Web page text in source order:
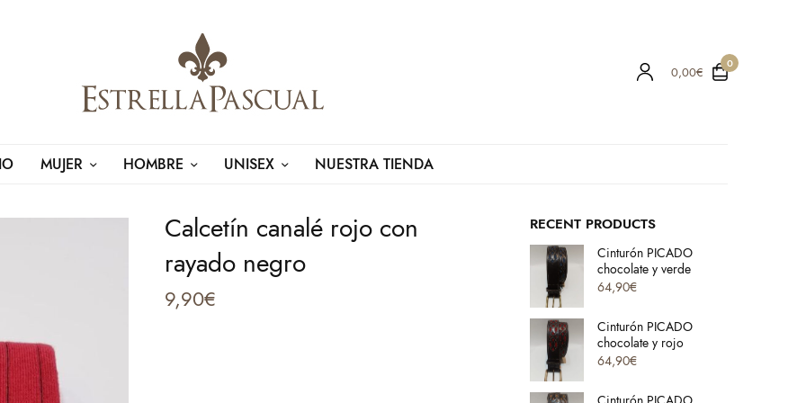
0,00€
0
MUJER HOMBRE UNISEX NUESTRA TIENDA
RECENT PRODUCTS
Cinturón PICADO
chocolate y verde
64,90€
Cinturón PICADO
chocolate y rojo
64,90€
Calcetín canalé rojo con
rayado negro
9,90€